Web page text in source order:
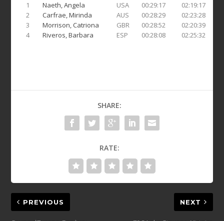
1 Naeth, Angela USA 00:29:17 02:19:17
2
Carfrae, Mirinda AUS 00:28:29 02:23:28
3
Morrison, Catriona GBR 00:28:52 02:20:39
4
Riveros, Barbara ESP 00:28:08 02:25:32
SHARE:
RATE:
PREVIOUS NEXT